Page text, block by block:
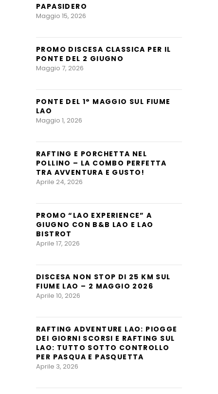
PAPASIDERO
Maggio 15, 2026
PROMO DISCESA CLASSICA PER IL
PONTE DEL 2 GIUGNO
Maggio 7, 2026
PONTE DEL 1° MAGGIO SUL FIUME
LAO
Maggio 1, 2026
RAFTING E PORCHETTA NEL
POLLINO – LA COMBO PERFETTA
TRA AVVENTURA E GUSTO!
Aprile 24, 2026
PROMO “LAO EXPERIENCE” A
GIUGNO CON B&B LAO E LAO
BISTROT
Aprile 17, 2026
DISCESA NON STOP DI 25 KM SUL
FIUME LAO – 2 MAGGIO 2026
Aprile 10, 2026
RAFTING ADVENTURE LAO: PIOGGE
DEI GIORNI SCORSI E RAFTING SUL
LAO: TUTTO SOTTO CONTROLLO
PER PASQUA E PASQUETTA
Aprile 3, 2026